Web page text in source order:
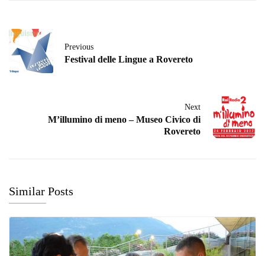
Previous
Festival delle Lingue a Rovereto
Next
M’illumino di meno – Museo Civico di
Rovereto
Similar Posts